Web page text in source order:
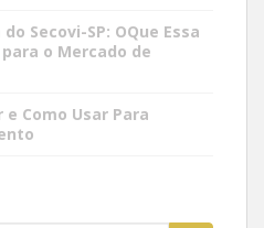
Secovi-SP: OQue Essa
o Mercado de
e Como Usar Para